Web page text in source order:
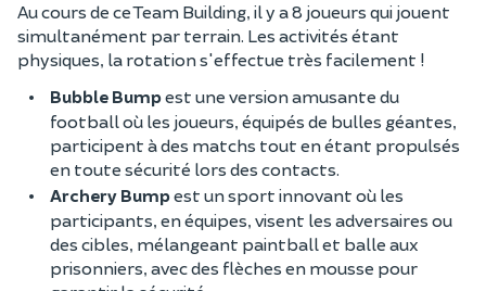
Au cours de ce Team Building, il y a 8 joueurs qui jouent
simultanément par terrain. Les activités étant
physiques, la rotation s'effectue très facilement !
Bubble Bumpest une version amusante du
football où les joueurs, équipés de bulles géantes,
participent à des matchs tout en étant propulsés
en toute sécurité lors des contacts.
Archery Bumpest un sport innovant où les
participants, en équipes, visent les adversaires ou
des cibles, mélangeant paintball et balle aux
prisonniers, avec des flèches en mousse pour